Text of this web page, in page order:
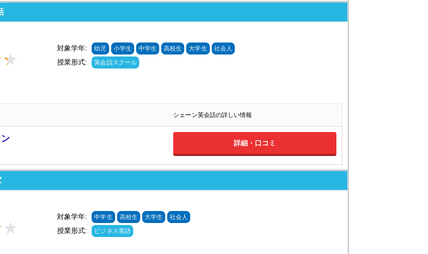
対象学年: 幼児 小学生 中学生 高校生 大学生 社会人
授業形式: 英会話スクール
シェーン英会話の詳しい情報
詳細・口コミ
対象学年: 中学生 高校生 大学生 社会人
授業形式: ビジネス英語